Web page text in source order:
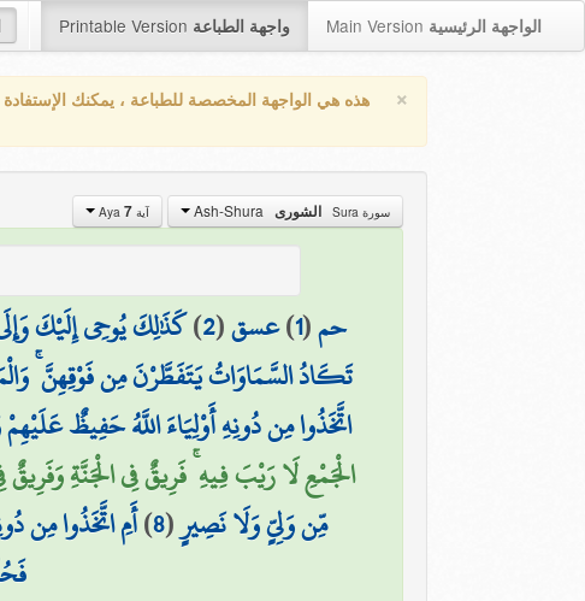
Printable Version واجهة الطباعة Main Version الواجهة الرئيسية
× هذه هي الواجهة المخصصة للطباعة ، يمكنك
سورة Sura الشورى آية Aya 7
حم(
1
)عسق(
2
)كَذَٰلِكَ يُوحِي إِلَيْكَ
تَكَادُ السَّمَاوَاتُ يَتَفَطَّرْنَ مِن فَوْقِهِنَّ
اتَّخَذُوا مِن دُونِهِ أَوْلِيَاءَ اللَّهُ حَفِيظٌ
الْجَمْعِ لَا رَيْبَ فِيهِ ۚ فَرِيقٌ فِي الْجَنَّةِ وَفَرِيقٌ
مِّن وَلِيٍّ وَلَا نَصِيرٍ(
8
)أَمِ اتَّخَذُوا مِن